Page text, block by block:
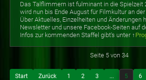
Das Talflimmern ist fulminant in die Spielzeit
wird nun bis Ende August für Filmkultur an
Über Aktuelles, Einzelheiten und Änderungen
Newsletter und unsere Facebook-Seiten auf
Infos zurkommenden Staffel gibt's unter ↑
Seite 5 von 34
Start Zurück 1 2 3 ... 5 6